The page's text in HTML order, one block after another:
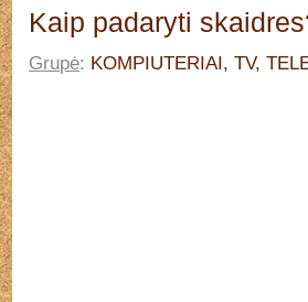
Kaip padaryti
Grupė: KOMPIUTERIAI, TV,